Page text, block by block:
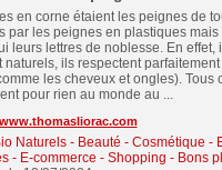
en corne étaient les peignes de
par les peignes en plastiques
leurs lettres de noblesse. En
naturels, ils respectent
les cheveux et ongles).
pour rien au monde au ...
Naturels- Beauté - Cosmétique -
- E-commerce - Shopping - Bons